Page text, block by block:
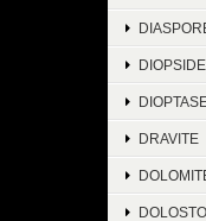
DIOPSIDE
DRAVITE